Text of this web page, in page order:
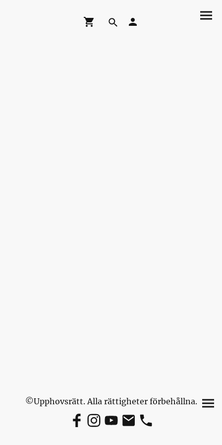
©Upphovsrätt. Alla rättigheter förbehållna.